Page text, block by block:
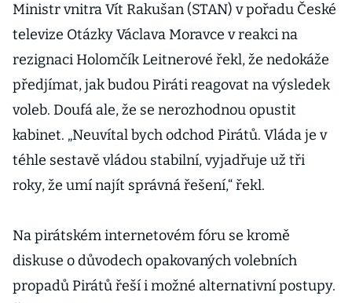
Ministr vnitra Vít Rakušan (STAN) v pořadu České
televize Otázky Václava Moravce v reakci na
rezignaci Holomčík Leitnerové řekl, že nedokáže
předjímat, jak budou Piráti reagovat na výsledek
voleb. Doufá ale, že se nerozhodnou opustit
kabinet. „Neuvítal bych odchod Pirátů. Vláda je v
téhle sestavě vládou stabilní, vyjadřuje už tři
roky, že umí najít správná řešení,“ řekl.
Na pirátském internetovém fóru se kromě
diskuse o důvodech opakovaných volebních
propadů Pirátů řeší i možné alternativní postupy.